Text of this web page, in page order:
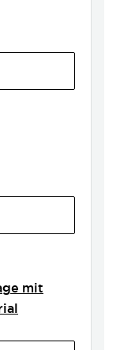
mit